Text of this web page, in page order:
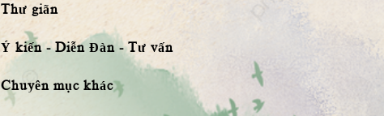
Thư giãn
Ý kiến - Diễn Đàn - Tư vấn
Chuyên mục khác